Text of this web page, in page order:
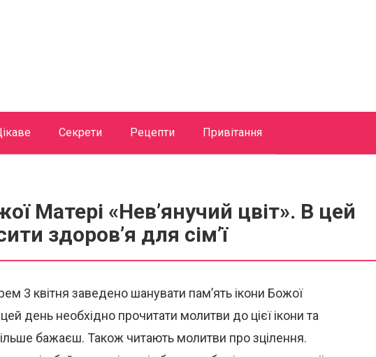
Секрети Рецепти Привітання
Матері «Нев’янучий цвіт». В цей
здоров’я для сім’ї
3 квітня заведено шанувати пам’ять ікони Божої
день необхідно прочитати молитви до цієї ікони та
бажаєш. Також читають молитви про зцілення.